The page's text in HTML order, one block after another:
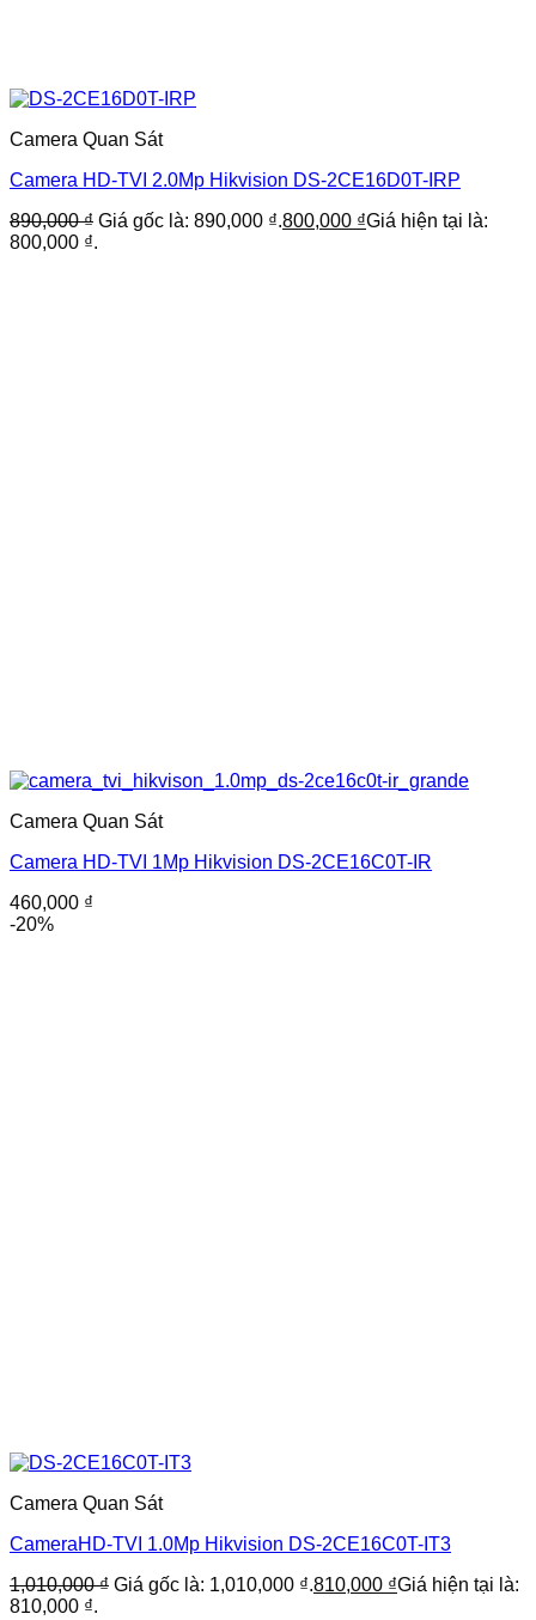
Camera Quan Sát
Camera HD-TVI 2.0Mp Hikvision DS-2CE16D0T-IRP
890,000₫ Giá gốc là: 890,000 ₫.800,000 ₫Giá hiện tại là:
800,000 ₫.
Camera Quan Sát
Camera HD-TVI 1Mp Hikvision DS-2CE16C0T-IR
460,000 ₫
-20%
Camera Quan Sát
CameraHD-TVI 1.0Mp Hikvision DS-2CE16C0T-IT3
1,010,000₫ Giá gốc là: 1,010,000 ₫.810,000 ₫Giá hiện tại là:
810,000 ₫.